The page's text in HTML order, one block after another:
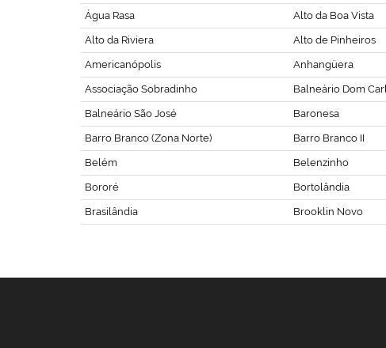
Água Rasa Alto da Boa Vista
Alto da Riviera Alto de Pinheiros
Americanópolis Anhangüera
Associação Sobradinho Balneário Dom
Balneário São José Baronesa
Barro Branco (Zona Norte) Barro Branco II
Belém Belenzinho
Bororé Bortolândia
Brasilândia Brooklin Novo